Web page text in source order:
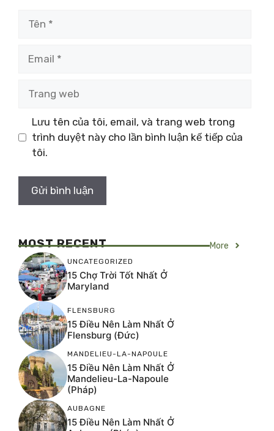
Lưu tên của tôi, email, và trang web trong
trình duyệt này cho lần bình luận kế tiếp của
tôi.
MOST RECENT More
UNCATEGORIZED
15 Chợ Trời Tốt Nhất Ở
Maryland
FLENSBURG
15 Điều Nên Làm Nhất Ở
Flensburg (Đức)
MANDELIEU-LA-NAPOULE
15 Điều Nên Làm Nhất Ở
Mandelieu-La-Napoule
(Pháp)
AUBAGNE
15 Điều Nên Làm Nhất Ở